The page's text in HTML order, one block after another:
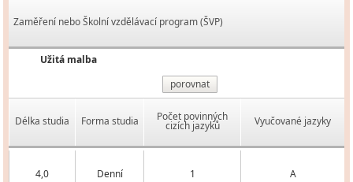
Zaměření nebo Školní vzdělávací program (ŠVP)
Užitá malba
porovnat
Délka studia Forma studia Počet povinných
cizích jazyků Vyučované jazyky
4,0 Denní 1 A